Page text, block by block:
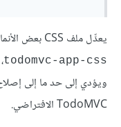
يعدِّل ملف CSS بعض الأنماط التي توفرها حزمة npm والتي هي
todomvc-app-css
ويؤدي إلى حد ما إلى
TodoMVC الافتراضي.